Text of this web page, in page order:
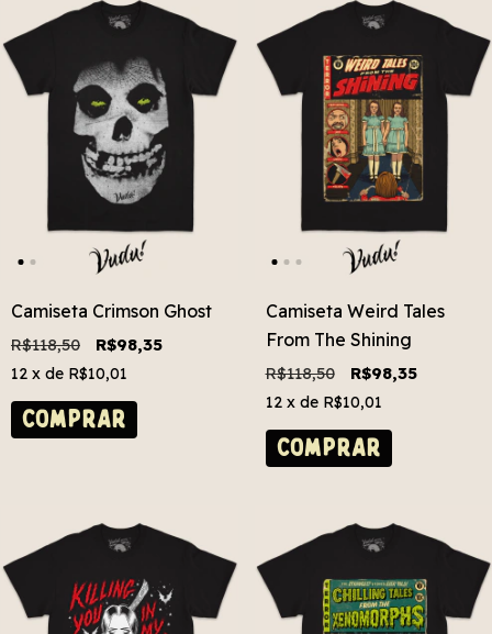
Camiseta Crimson Ghost
R$118,50 R$98,35
12 x de R$10,01
COMPRAR
Camiseta Weird Tales
From The Shining
R$118,50 R$98,35
12 x de R$10,01
COMPRAR